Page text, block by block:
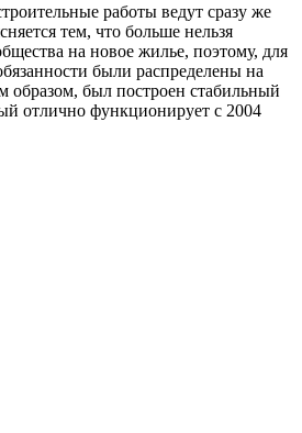
работы ведут сразу же
тем, что больше нельзя
на новое жилье, поэтому, для
были распределены на
образом, был построен стабильный
отлично функционирует с 2004